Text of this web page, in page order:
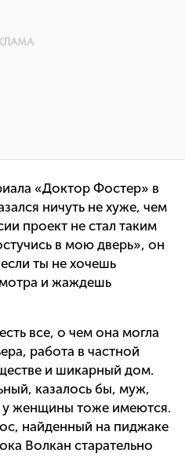
«Доктор Фостер» в
ничуть не хуже, чем
проект не стал таким
в мою дверь», он
ты не хочешь
и жаждешь
все, о чем она могла
работа в частной
и шикарный дом.
казалось бы, муж,
у женщины тоже имеются.
найденный на пиджаке
Волкан старательно